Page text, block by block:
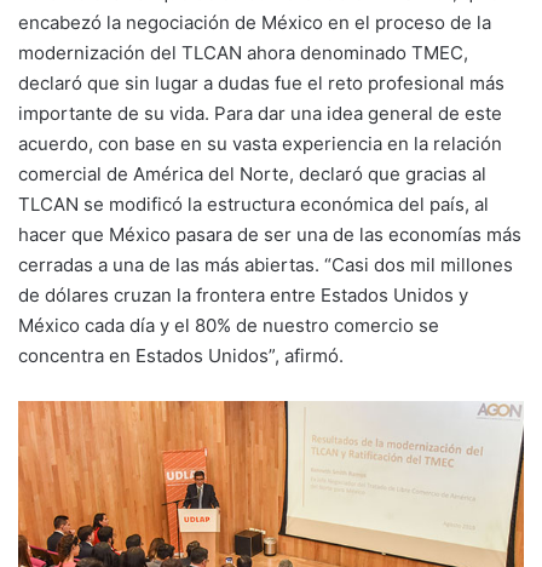
encabezó la negociación de México en el proceso de la
modernización del TLCAN ahora denominado TMEC,
declaró que sin lugar a dudas fue el reto profesional más
importante de su vida. Para dar una idea general de este
acuerdo, con base en su vasta experiencia en la relación
comercial de América del Norte, declaró que gracias al
TLCAN se modificó la estructura económica del país, al
hacer que México pasara de ser una de las economías más
cerradas a una de las más abiertas. “Casi dos mil millones
de dólares cruzan la frontera entre Estados Unidos y
México cada día y el 80% de nuestro comercio se
concentra en Estados Unidos”, afirmó.